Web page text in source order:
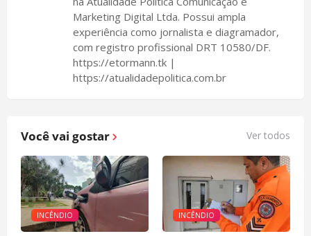
Marketing Digital Ltda. Possui ampla
experiência como jornalista e diagramador,
com registro profissional DRT 10580/DF.
https://etormann.tk |
https://atualidadepolitica.com.br
Você vai gostar Ver todos
INCÊNDIO INCÊNDIO